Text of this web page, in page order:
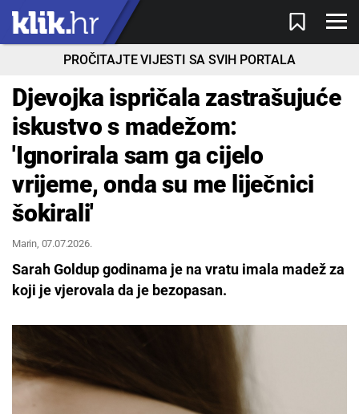
PROČITAJTE VIJESTI SA SVIH PORTALA
Djevojka ispričala zastrašujuće
iskustvo s madežom:
'Ignorirala sam ga cijelo
vrijeme, onda su me liječnici
šokirali'
Marin, 07.07.2026.
Sarah Goldup godinama je na vratu imala madež za
koji je vjerovala da je bezopasan.